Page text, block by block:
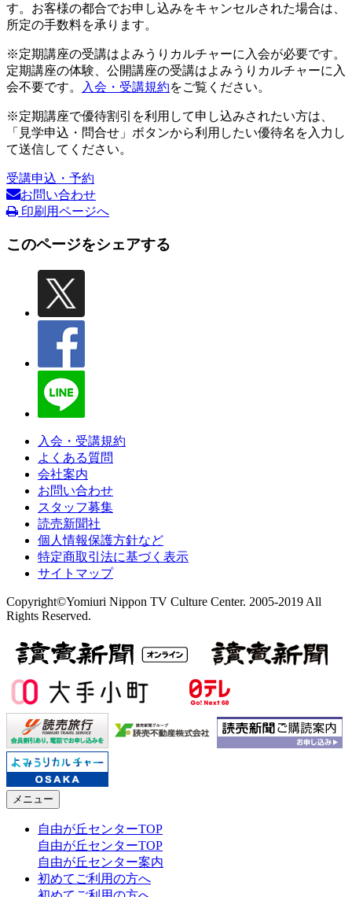
す。お客様の都合でお申し込みをキャンセルされた場合は、
所定の手数料を承ります。
※定期講座の受講はよみうりカルチャーに入会が必要です。
定期講座の体験、公開講座の受講はよみうりカルチャーに入
会不要です。
入会・受講規約をご覧ください。
※定期講座で優待割引を利用して申し込みされたい方は、
「見学申込・問合せ」ボタンから利用したい優待名を入力し
て送信してください。
受講申込・予約
お問い合わせ
印刷用ページへ
このページをシェアする
入会・受講規約
よくある質問
会社案内
お問い合わせ
スタッフ募集
読売新聞社
個人情報保護方針など
特定商取引法に基づく表示
サイトマップ
Copyright©Yomiuri Nippon TV Culture Center. 2005-2019 All
Rights Reserved.
メニュー
自由が丘センターTOP
自由が丘センターTOP
自由が丘センター案内
初めてご利用の方へ